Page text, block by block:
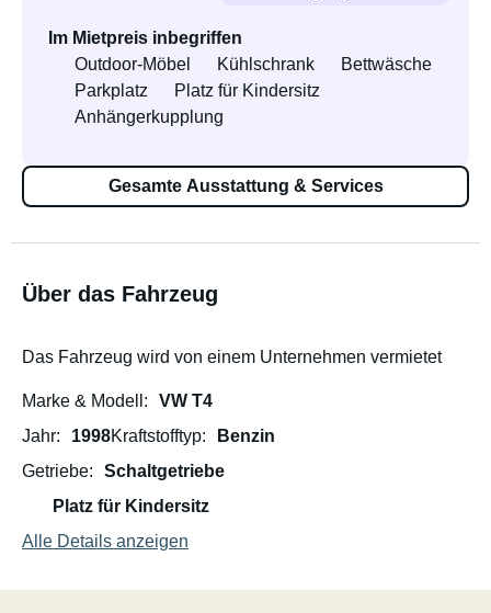
Im Mietpreis inbegriffen
Outdoor-Möbel
Kühlschrank
Bettwäsche
Parkplatz
Platz für Kindersitz
Anhängerkupplung
Gesamte Ausstattung & Services
Über das Fahrzeug
Das Fahrzeug wird von einem Unternehmen vermietet
Marke & Modell
VW T4
Jahr
1998Kraftstofftyp
Benzin
Getriebe
Schaltgetriebe
Platz für Kindersitz
Alle Details anzeigen